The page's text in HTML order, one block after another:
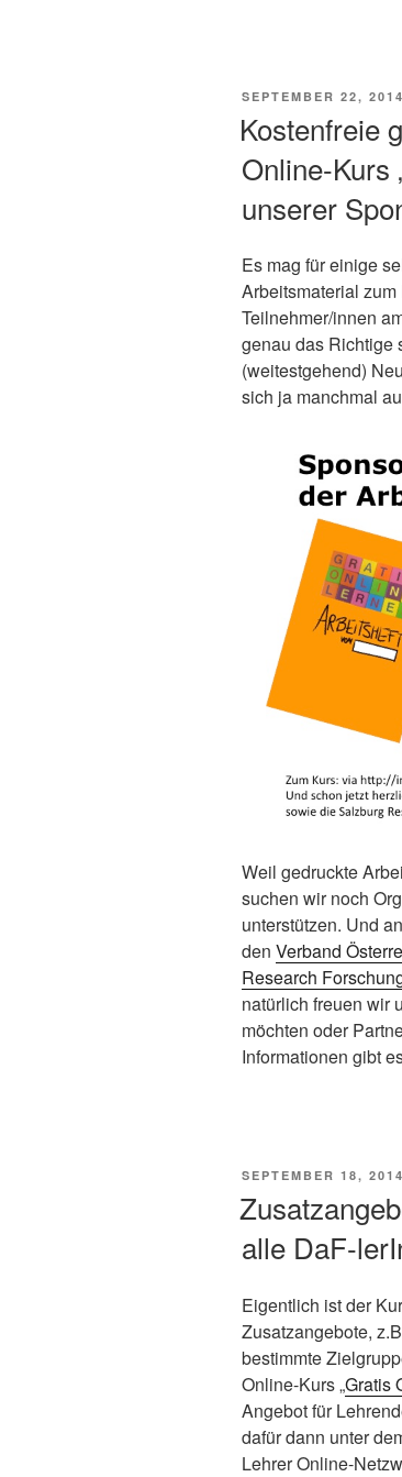
VERÖFFENTLICHT
SEPTEMBER 22, 2014
Kostenfreie
Online-Kurs
unserer
Es mag für einige
Arbeitsmaterial
Teilnehmer/innen
genau das Richtige
(weitestgehend)
sich ja manchmal
Weil gedruckte
suchen wir noch
unterstützen. Und
den Verband
Research
natürlich freuen wir
möchten oder
Informationen gibt
VERÖFFENTLICHT
SEPTEMBER 18, 2014
alle DaF-
Eigentlich ist der
Zusatzangebote,
bestimmte
Online-Kurs „Gratis
Angebot für
dafür dann unter
Lehrer Online-